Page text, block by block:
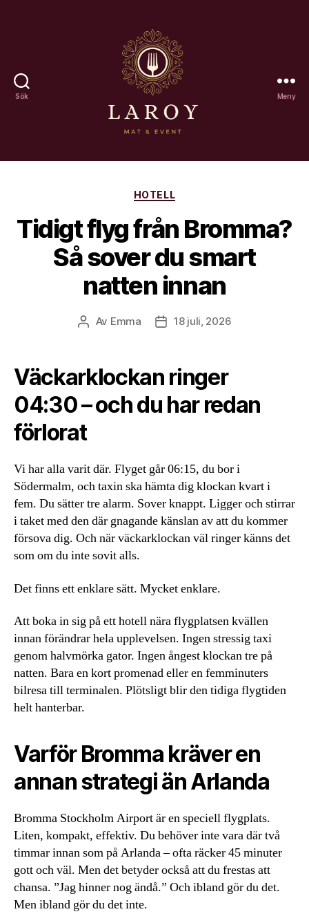
Sök Meny
Kategorier
HOTELL
Tidigt flyg från Bromma?
Så sover du smart
natten innan
Inläggsförfattare
Av Emma Inläggsdatum
18 juli, 2026
Väckarklockan ringer
04:30 – och du har redan
förlorat
Vi har alla varit där. Flyget går 06:15, du bor i
Södermalm, och taxin ska hämta dig klockan kvart i
fem. Du sätter tre alarm. Sover knappt. Ligger och stirrar
i taket med den där gnagande känslan av att du kommer
försova dig. Och när väckarklockan väl ringer känns det
som om du inte sovit alls.
Det finns ett enklare sätt. Mycket enklare.
Att boka in sig på ett hotell nära flygplatsen kvällen
innan förändrar hela upplevelsen. Ingen stressig taxi
genom halvmörka gator. Ingen ångest klockan tre på
natten. Bara en kort promenad eller en femminuters
bilresa till terminalen. Plötsligt blir den tidiga flygtiden
helt hanterbar.
Varför Bromma kräver en
annan strategi än Arlanda
Bromma Stockholm Airport är en speciell flygplats.
Liten, kompakt, effektiv. Du behöver inte vara där två
timmar innan som på Arlanda – ofta räcker 45 minuter
gott och väl. Men det betyder också att du frestas att
chansa. ”Jag hinner nog ändå.” Och ibland gör du det.
Men ibland gör du det inte.